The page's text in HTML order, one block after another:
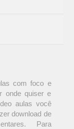
com foco e
onde quiser e
aulas você
download de
Para